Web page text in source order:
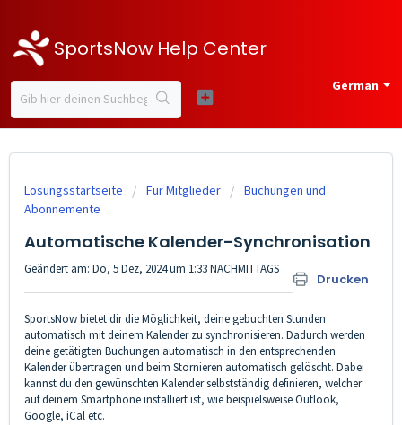
SportsNow Help Center
German
Lösungsstartseite Für Mitglieder
Buchungen und
Abonnemente
Automatische Kalender-Synchronisation
Drucken
Geändert am: Do, 5 Dez, 2024 um 1:33 NACHMITTAGS
SportsNow bietet dir die Möglichkeit, deine gebuchten Stunden
automatisch mit deinem Kalender zu synchronisieren. Dadurch werden
deine getätigten Buchungen automatisch in den entsprechenden
Kalender übertragen und beim Stornieren automatisch gelöscht. Dabei
kannst du den gewünschten Kalender selbstständig definieren, welcher
auf deinem Smartphone installiert ist, wie beispielsweise Outlook,
Google, iCal etc.